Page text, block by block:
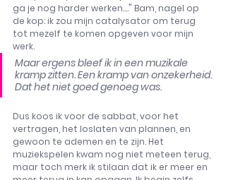
ga je nog harder werken...." Bam, nagel op
de kop: ik zou mijn catalysator om terug
tot mezelf te komen opgeven voor mijn
werk.
Maar ergens bleef ik in een muzikale
kramp zitten. Een kramp van onzekerheid.
Dat het niet goed genoeg was.
Dus koos ik voor de sabbat, voor het
vertragen, het loslaten van plannen, en
gewoon te ademen en te zijn. Het
muziekspelen kwam nog niet meteen terug,
maar toch merk ik stilaan dat ik er meer en